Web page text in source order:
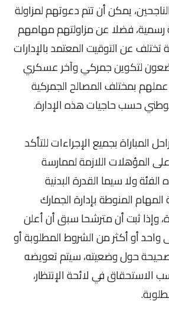
يمكن أن تتم دعوتهم لمزاولة
رسمية، فضلا عن مزاولتهم مهامهم
عن التوقيت المعتمد بالإدارات
لتكوين جمركي وآخر عسكري
بمختلف المصالح الجمركية
حسب حاجيات هذه الإدارة.
المباراة بجميع الإجراءات للتأكد
المؤهلات اللازمة لممارسة
ولا سيما القدرة البدنية
المنوطة بإدارة الجمارك
وإذا ثبت أن مترشحا سبق أن أعلن
واحد أو أكثر من الشروط المطلوبة أو
حول وضعيته، سيتم تعويضه
الاستحقاق في لائحة الإنتظار،